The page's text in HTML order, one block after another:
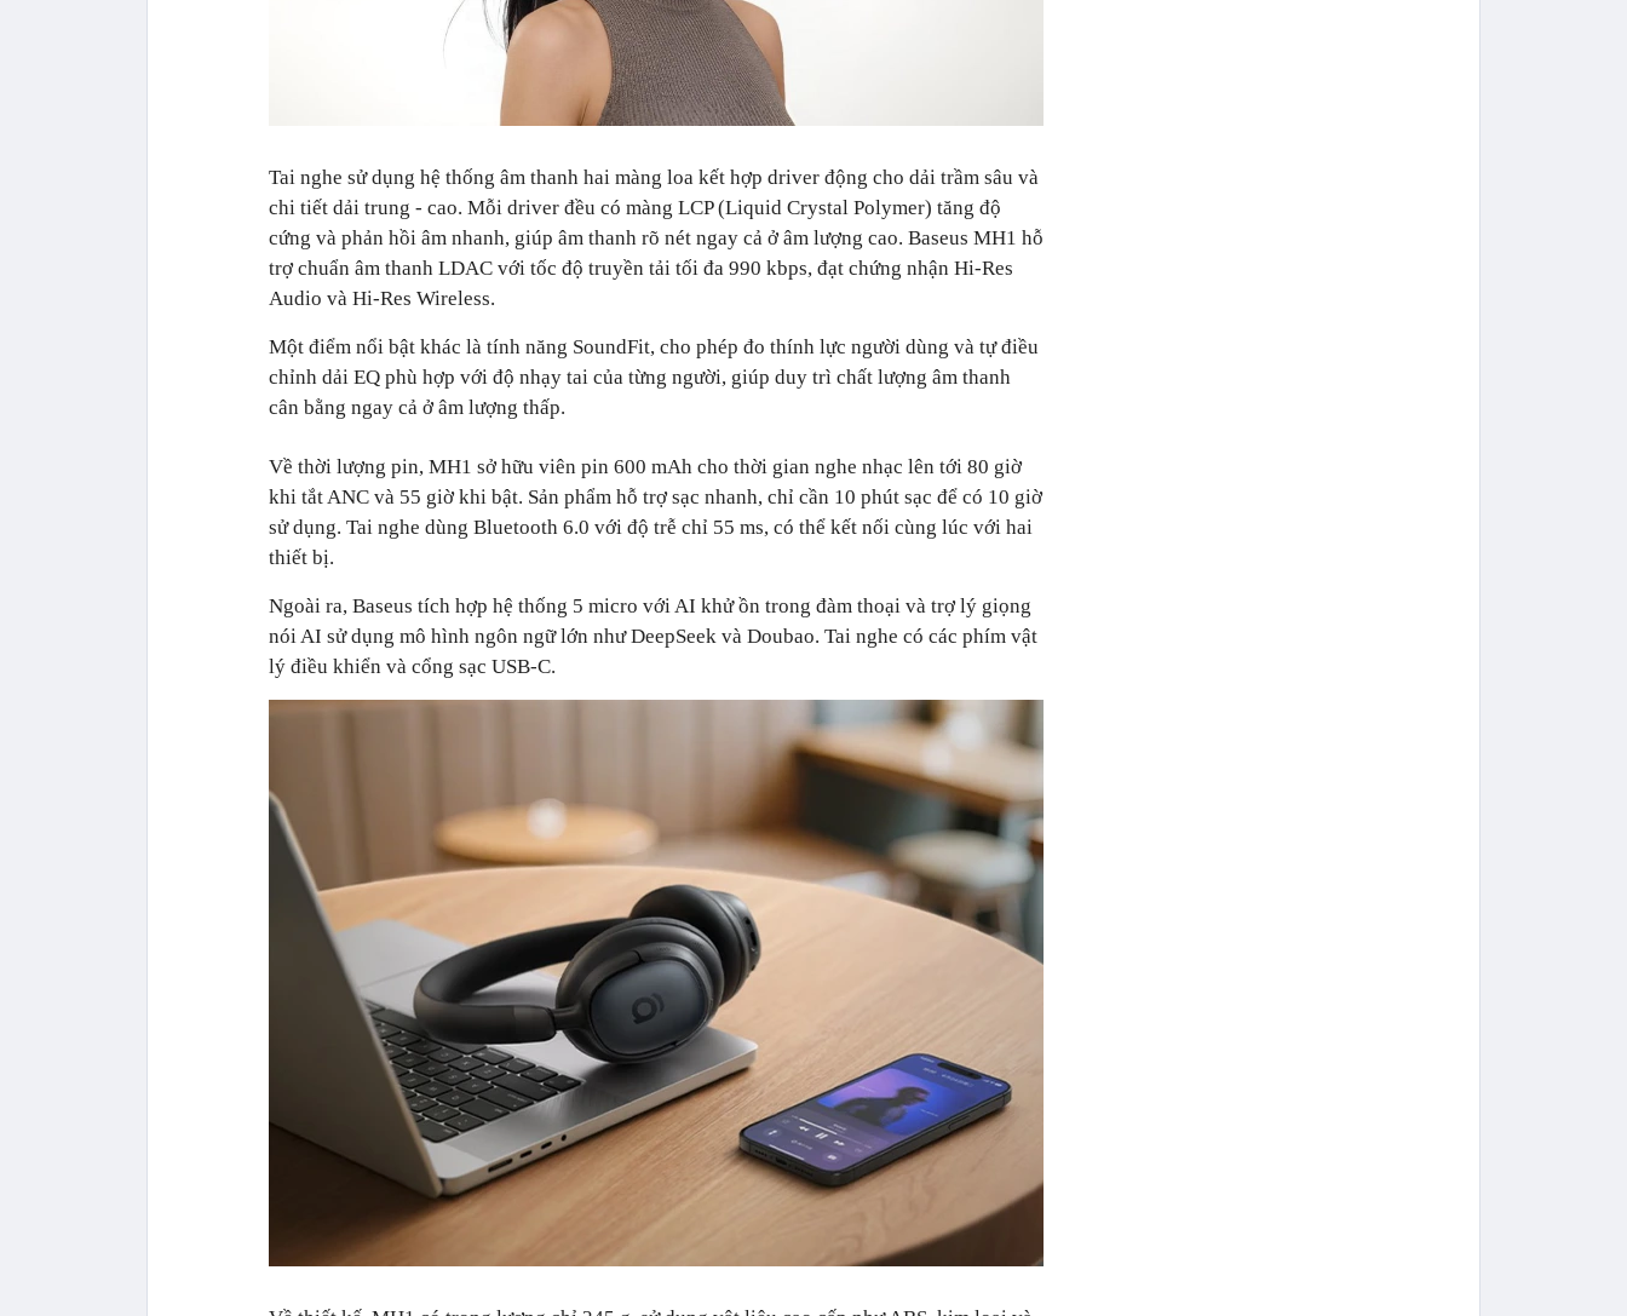
Tai nghe sử dụng hệ thống âm thanh hai màng loa kết hợp driver động cho dải trầm sâu và
chi tiết dải trung - cao. Mỗi driver đều có màng LCP (Liquid Crystal Polymer) tăng độ
cứng và phản hồi âm nhanh, giúp âm thanh rõ nét ngay cả ở âm lượng cao. Baseus MH1 hỗ
trợ chuẩn âm thanh LDAC với tốc độ truyền tải tối đa 990 kbps, đạt chứng nhận Hi-Res
Audio và Hi-Res Wireless.
Một điểm nổi bật khác là tính năng SoundFit, cho phép đo thính lực người dùng và tự điều
chỉnh dải EQ phù hợp với độ nhạy tai của từng người, giúp duy trì chất lượng âm thanh
cân bằng ngay cả ở âm lượng thấp.
Về thời lượng pin, MH1 sở hữu viên pin 600 mAh cho thời gian nghe nhạc lên tới 80 giờ
khi tắt ANC và 55 giờ khi bật. Sản phẩm hỗ trợ sạc nhanh, chỉ cần 10 phút sạc để có 10 giờ
sử dụng. Tai nghe dùng Bluetooth 6.0 với độ trễ chỉ 55 ms, có thể kết nối cùng lúc với hai
thiết bị.
Ngoài ra, Baseus tích hợp hệ thống 5 micro với AI khử ồn trong đàm thoại và trợ lý giọng
nói AI sử dụng mô hình ngôn ngữ lớn như DeepSeek và Doubao. Tai nghe có các phím vật
lý điều khiển và cổng sạc USB-C.